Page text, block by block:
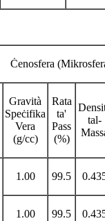
Ċenosfera
Gravità
Speċifika
Vera
(g/cc)
Rata
ta'
Pass
(%)
tal-
1.00 99.5
1.00 99.5